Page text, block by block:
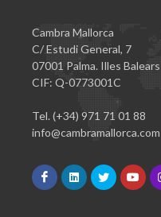
Cambra Mallorca
C/ Estudi General, 7
07001 Palma. Illes Balears
CIF: Q-0773001C
Tel. (+34) 971 71 01 88
info@cambramallorca.com